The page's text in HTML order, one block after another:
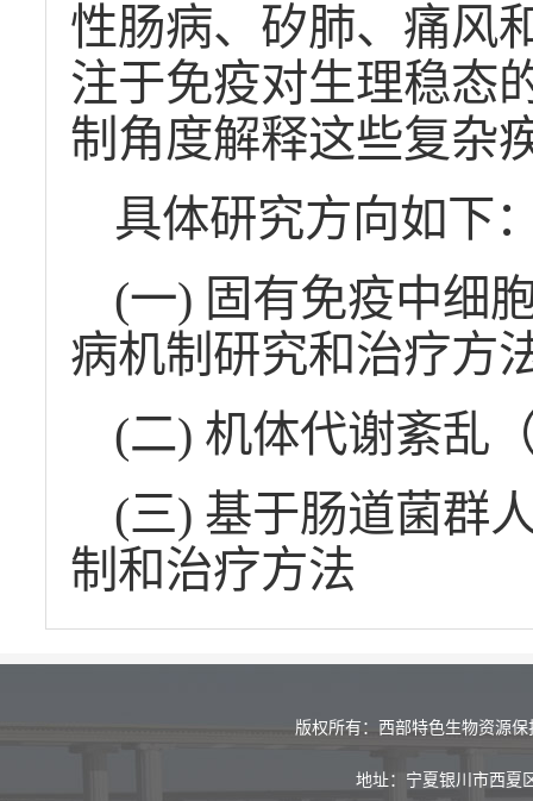
性肠病、矽肺、痛风
注于免疫对生理稳态
制角度解释这些复杂
具体研究方向如下
(一) 固有免疫中细
病机制研究和治疗方
(二) 机体代谢紊乱
(三) 基于肠道菌群
制和治疗方法
版权所有：西部特色生物资源
地址：宁夏银川市西夏